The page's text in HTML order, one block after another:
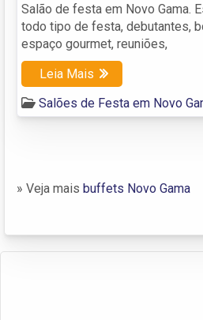
Salão de festa em Novo Gama.
todo tipo de festa, debutantes,
espaço gourmet, reuniões,
Leia Mais
Salões de Festa em Novo
» Veja mais buffets Novo Gama